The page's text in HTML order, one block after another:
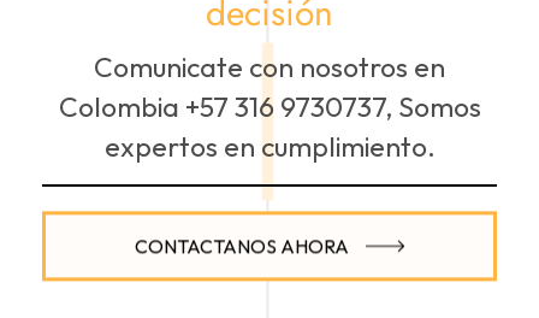
decisión
Comunicate con nosotros en
Colombia +57 316 9730737, Somos
expertos en cumplimiento.
CONTACTANOS AHORA